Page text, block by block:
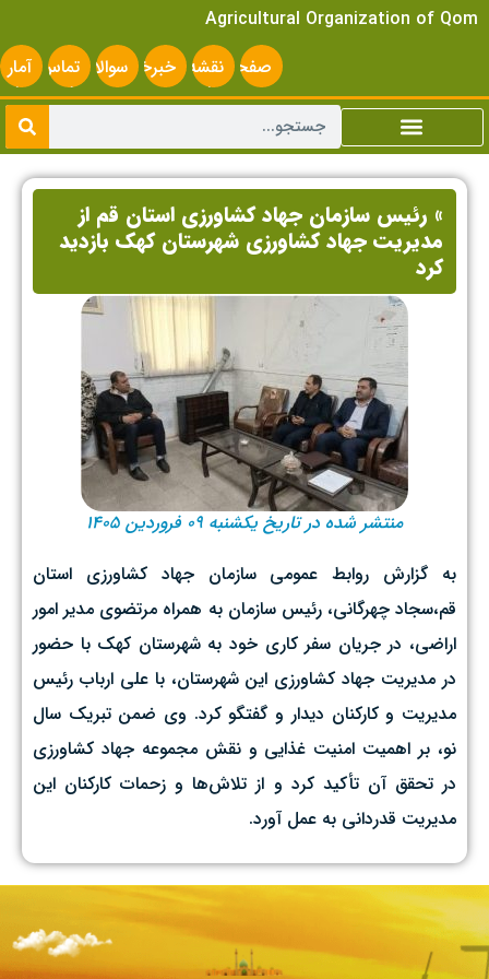
Agricultural Organization of Qom
صفحه
اصلی
نقشه
سایت
خبرخوانسوالات
متداول
تماس
با ما
آمار
» رئیس سازمان جهاد کشاورزی استان قم از
مدیریت جهاد کشاورزی شهرستان کهک بازدید
کرد
منتشر شده در تاریخ یکشنبه ۰۹ فروردین ۱۴۰۵
به گزارش روابط عمومی سازمان جهاد کشاورزی استان
قم،سجاد چهرگانی، رئیس سازمان به همراه مرتضوی مدیر امور
اراضی، در جریان سفر کاری خود به شهرستان کهک با حضور
در مدیریت جهاد کشاورزی این شهرستان، با علی ارباب رئیس
مدیریت و کارکنان دیدار و گفتگو کرد. وی ضمن تبریک سال
نو، بر اهمیت امنیت غذایی و نقش مجموعه جهاد کشاورزی
در تحقق آن تأکید کرد و از تلاش‌ها و زحمات کارکنان این
مدیریت قدردانی به عمل آورد.